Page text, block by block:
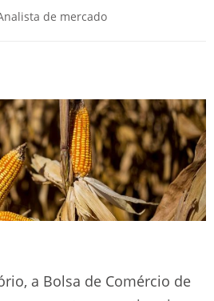
de mercado
a Bolsa de Comércio de